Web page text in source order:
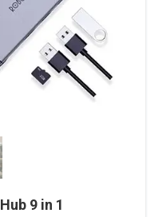
9 in 1